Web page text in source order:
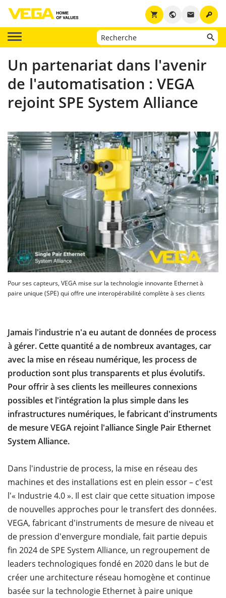
key
email
public
shopping_cart
Un partenariat dans l'avenir
de l'automatisation : VEGA
rejoint SPE System Alliance
Pour ses capteurs, VEGA mise sur la technologie innovante Ethernet à
paire unique (SPE) qui offre une interopérabilité complète à ses clients
Jamais l'industrie n'a eu autant de données de process
à gérer. Cette quantité a de nombreux avantages, car
avec la mise en réseau numérique, les process de
production sont plus transparents et plus évolutifs.
Pour offrir à ses clients les meilleures connexions
possibles et l'intégration la plus simple dans les
infrastructures numériques, le fabricant d'instruments
de mesure VEGA rejoint l'alliance Single Pair Ethernet
System Alliance.
Dans l'industrie de process, la mise en réseau des
machines et des installations est en plein essor – c'est
l'« Industrie 4.0 ». Il est clair que cette situation impose
de nouvelles approches pour le transfert des données.
VEGA, fabricant d'instruments de mesure de niveau et
de pression d'envergure mondiale, fait partie depuis
fin 2024 de SPE System Alliance, un regroupement de
leaders technologiques fondé en 2020 dans le but de
créer une architecture réseau homogène et continue
basée sur la technologie Ethernet à paire unique